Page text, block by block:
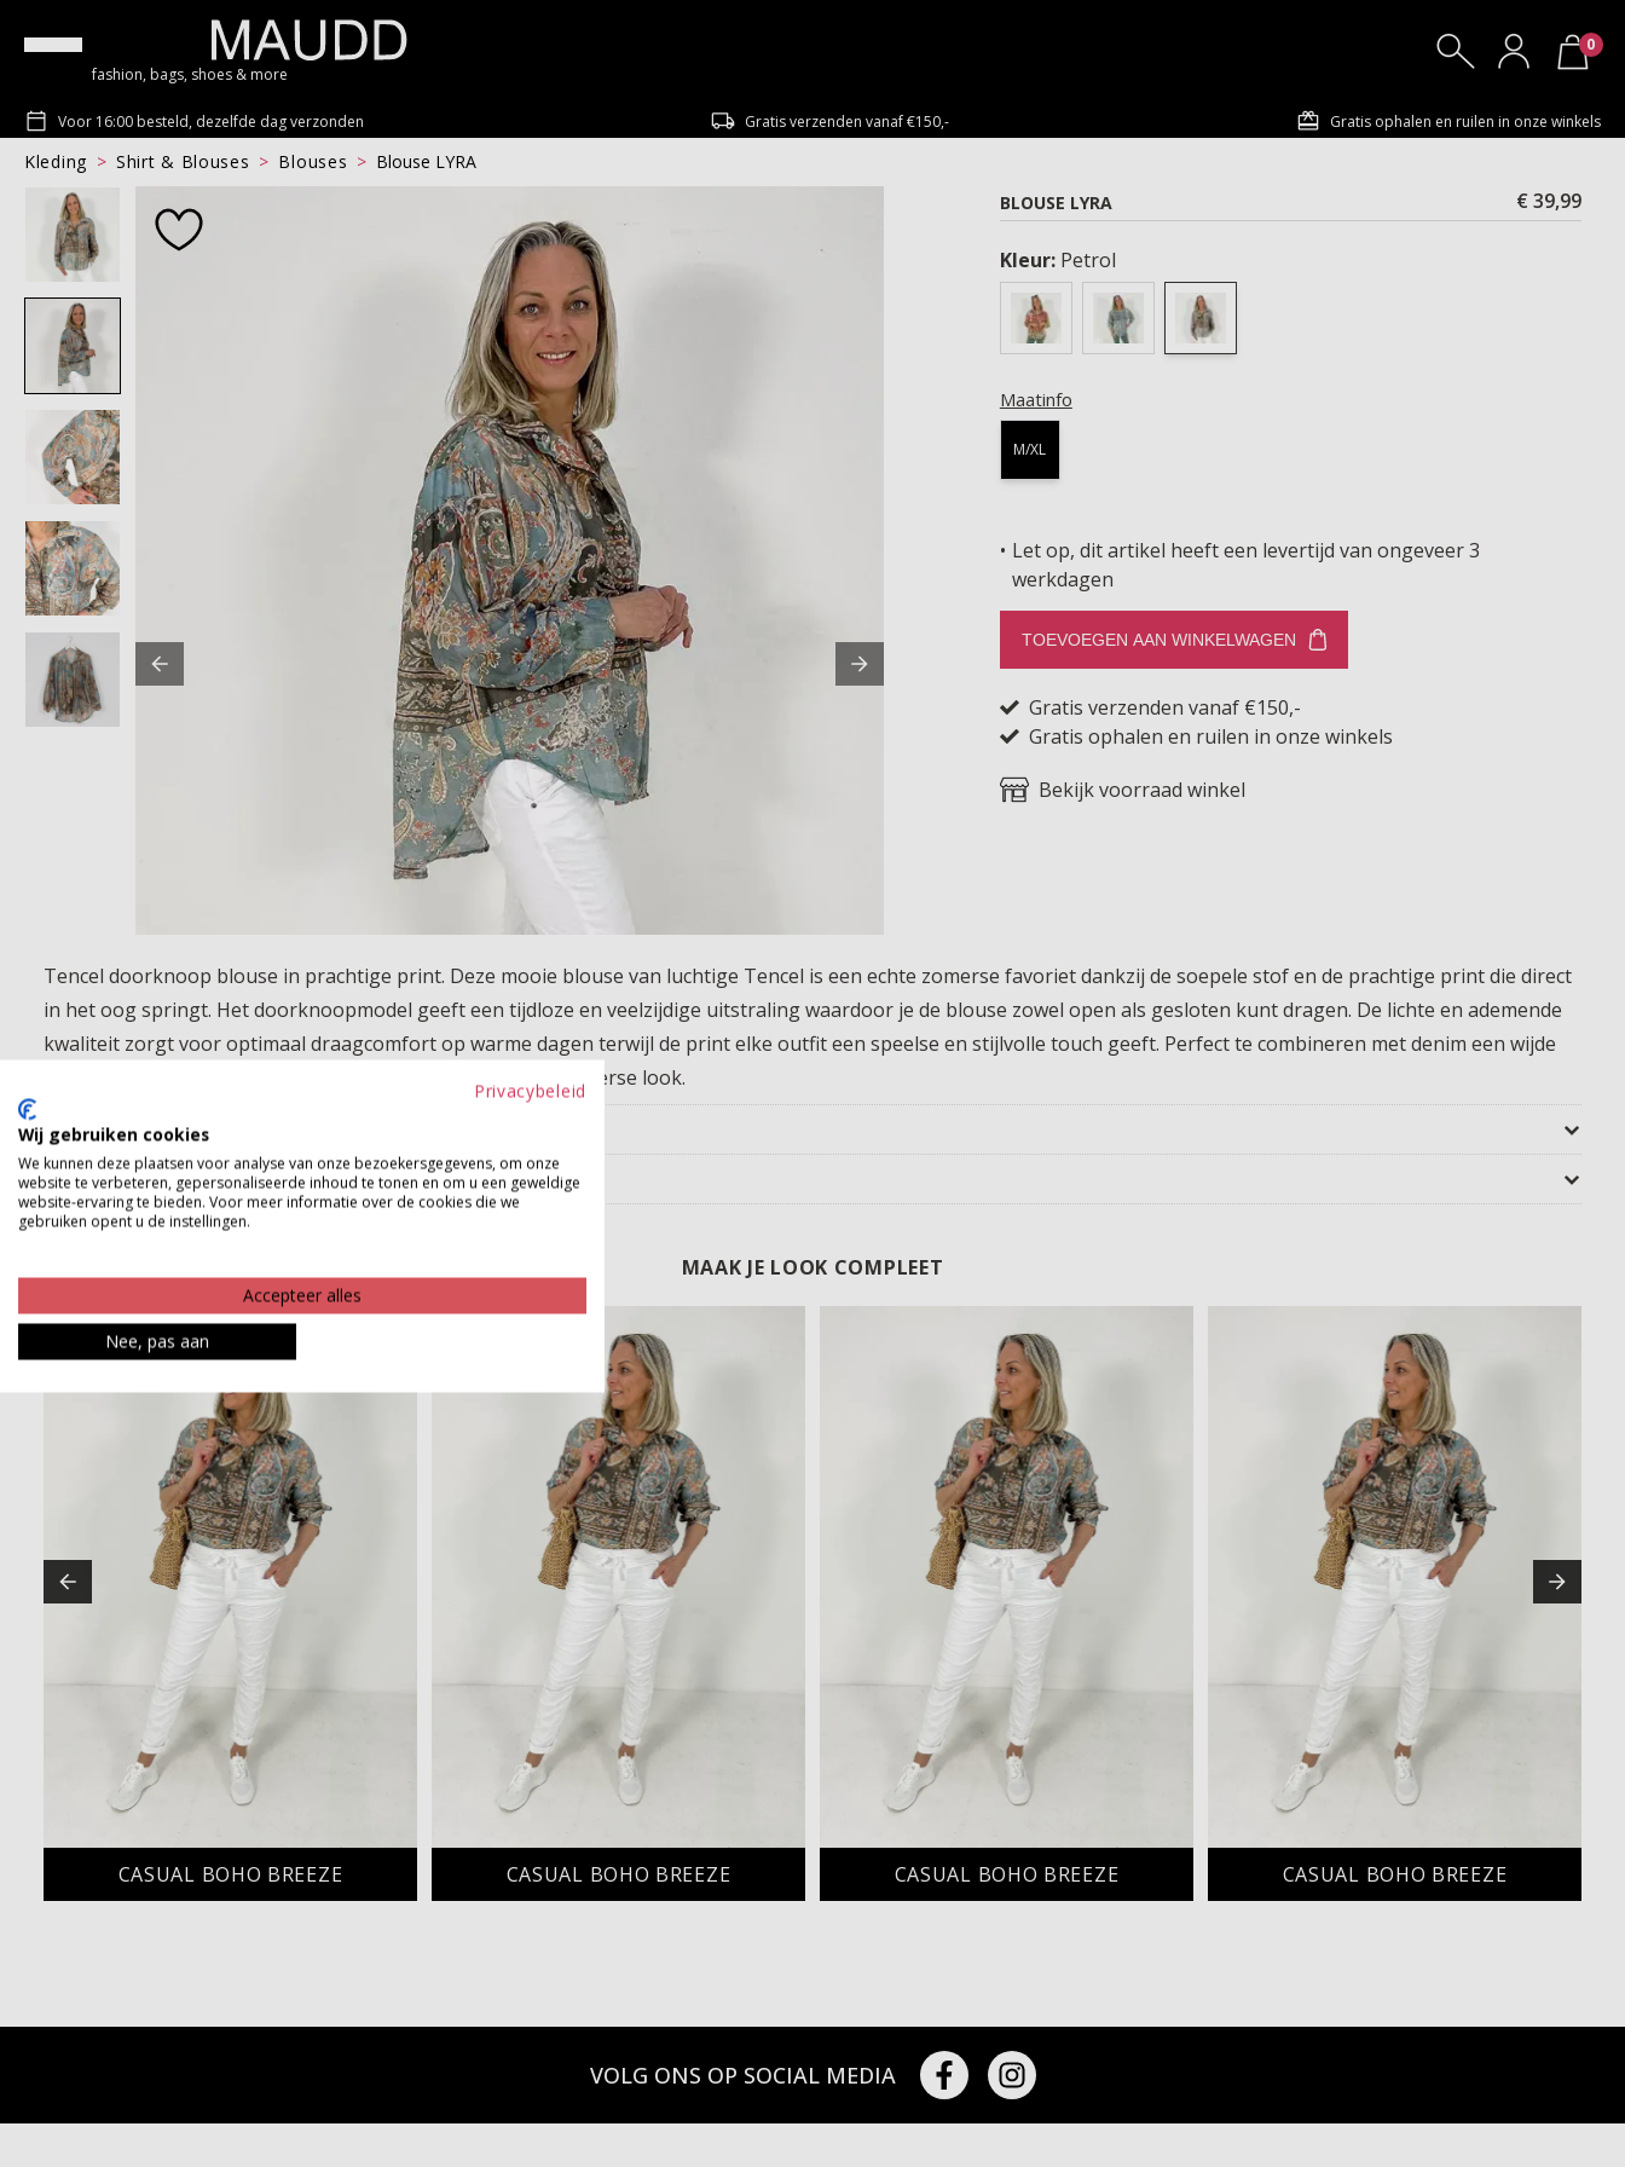
fashion, bags, shoes & more
0
Voor 16:00 besteld, dezelfde dag verzonden Gratis verzenden vanaf €150,- Gratis ophalen en ruilen in onze winkels
Kleding Shirt & Blouses Blouses
Blouse LYRA
BLOUSE LYRA
€ 39,99
Kleur: Petrol
Maatinfo
M/XL
Let op, dit artikel heeft een levertijd van ongeveer 3
werkdagen
TOEVOEGEN AAN WINKELWAGEN
Gratis verzenden vanaf €150,-
Gratis ophalen en ruilen in onze winkels
Bekijk voorraad winkel
Tencel doorknoop blouse in prachtige print. Deze mooie blouse van luchtige Tencel is een echte zomerse favoriet dankzij de soepele stof en de prachtige print die direct
in het oog springt. Het doorknoopmodel geeft een tijdloze en veelzijdige uitstraling waardoor je de blouse zowel open als gesloten kunt dragen. De lichte en ademende
kwaliteit zorgt voor optimaal draagcomfort op warme dagen terwijl de print elke outfit een speelse en stijlvolle touch geeft. Perfect te combineren met denim een wijde
pantalon of een rok voor een moeiteloos vrouwelijke en zomerse look.
Product kenmerken
Betaalinformatie
MAAK JE LOOK COMPLEET
CASUAL BOHO BREEZE CASUAL BOHO BREEZE CASUAL BOHO BREEZE CASUAL BOHO BREEZE
VOLG ONS OP SOCIAL MEDIA
Privacybeleid
Wij gebruiken cookies
We kunnen deze plaatsen voor analyse van onze bezoekersgegevens, om onze
website te verbeteren, gepersonaliseerde inhoud te tonen en om u een geweldige
website-ervaring te bieden. Voor meer informatie over de cookies die we
gebruiken opent u de instellingen.
Accepteer alles
Nee, pas aan